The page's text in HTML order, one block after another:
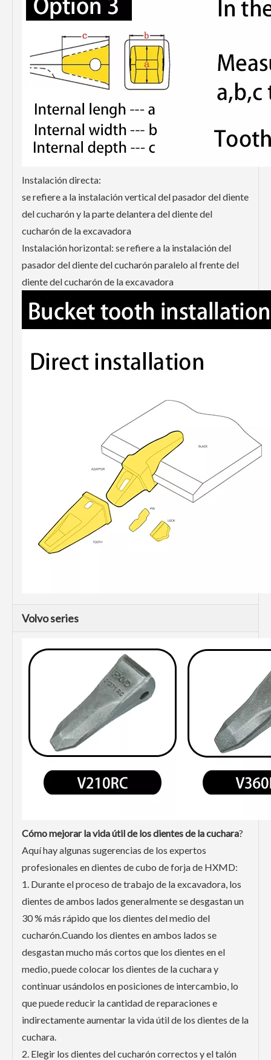
Instalación directa:
se refiere a la instalación vertical del pasador del diente
del cucharón y la parte delantera del diente del
cucharón de la excavadora
Instalación horizontal: se refiere a la instalación del
pasador del diente del cucharón paralelo al frente del
diente del cucharón de la excavadora
Volvo series
Cómo mejorar la vida útil de los dientes de la cuchara?
Aquí hay algunas sugerencias de los expertos
profesionales en dientes de cubo de forja de HXMD:
1. Durante el proceso de trabajo de la excavadora, los
dientes de ambos lados generalmente se desgastan un
30 % más rápido que los dientes del medio del
cucharón.Cuando los dientes en ambos lados se
desgastan mucho más cortos que los dientes en el
medio, puede colocar los dientes de la cuchara y
continuar usándolos en posiciones de intercambio, lo
que puede reducir la cantidad de reparaciones e
indirectamente aumentar la vida útil de los dientes de la
cuchara.
2. Elegir los dientes del cucharón correctos y el talón